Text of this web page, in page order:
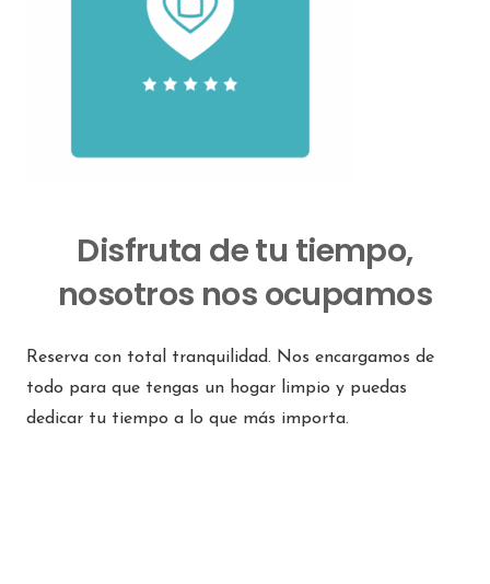
Disfruta de tu tiempo,
nosotros nos ocupamos
Reserva con total tranquilidad. Nos encargamos de
todo para que tengas un hogar limpio y puedas
dedicar tu tiempo a lo que más importa.